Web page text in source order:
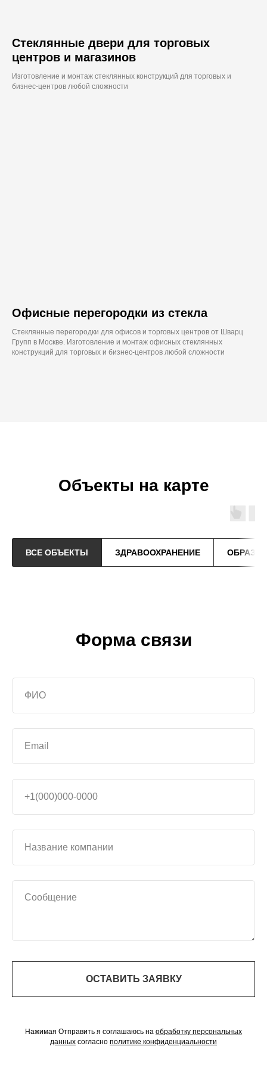
Стеклянные двери для торговых
центров и магазинов
Изготовление и монтаж стеклянных конструкций для торговых и
бизнес-центров любой сложности
Офисные перегородки из стекла
Стеклянные перегородки для офисов и торговых центров от Шварц
Групп в Москве. Изготовление и монтаж офисных стеклянных
конструкций для торговых и бизнес-центров любой сложности
Объекты на карте
ВСЕ ОБЪЕКТЫ ЗДРАВООХРАНЕНИЕ
Форма связи
ОСТАВИТЬ ЗАЯВКУ
Нажимая Отправить я соглашаюсь на обработку персональных
данных согласно политике конфиденциальности